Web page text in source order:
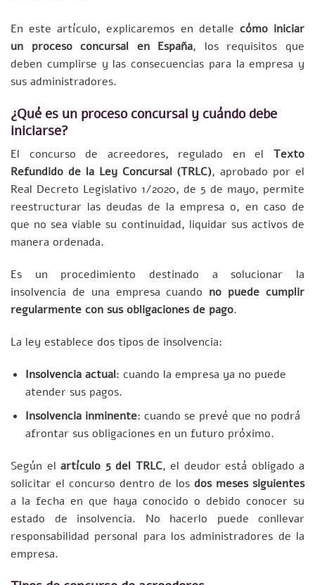
En este artículo, explicaremos en detalle cómo iniciar
un proceso concursal en España, los requisitos que
deben cumplirse y las consecuencias para la empresa y
sus administradores.
¿Qué es un proceso concursal y cuándo debe
iniciarse?
El concurso de acreedores, regulado en el Texto
Refundido de la Ley Concursal (TRLC), aprobado por el
Real Decreto Legislativo 1/2020, de 5 de mayo, permite
reestructurar las deudas de la empresa o, en caso de
que no sea viable su continuidad, liquidar sus activos de
manera ordenada.
Es un procedimiento destinado a solucionar la
insolvencia de una empresa cuando no puede cumplir
regularmente con sus obligaciones de pago.
La ley establece dos tipos de insolvencia:
Insolvencia actual: cuando la empresa ya no puede
atender sus pagos.
Insolvencia inminente: cuando se prevé que no podrá
afrontar sus obligaciones en un futuro próximo.
Según el artículo 5 del TRLC, el deudor está obligado a
solicitar el concurso dentro de los dos meses siguientes
a la fecha en que haya conocido o debido conocer su
estado de insolvencia. No hacerlo puede conllevar
responsabilidad personal para los administradores de la
empresa.